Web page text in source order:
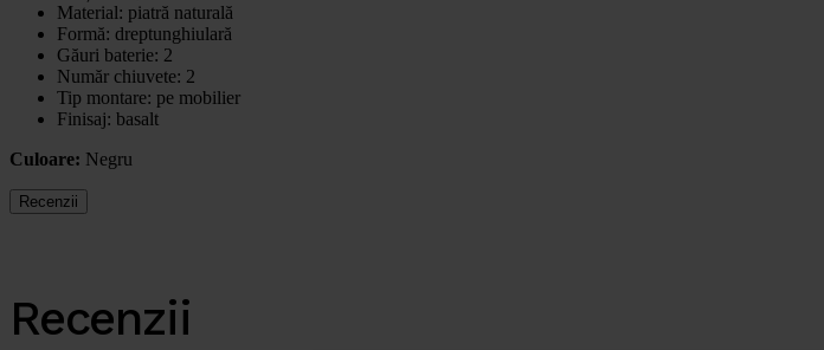
Material: piatră naturală
Formă: dreptunghiulară
Găuri baterie: 2
Număr chiuvete: 2
Tip montare: pe mobilier
Finisaj: basalt
Culoare: Negru
Recenzii
Recenzii